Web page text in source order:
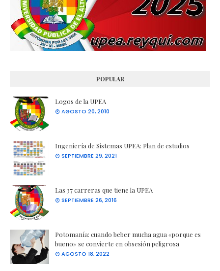
POPULAR
Logos de la UPEA
AGOSTO 20, 2010
Ingeniería de Sistemas UPEA: Plan de estudios
SEPTIEMBRE 29, 2021
Las 37 carreras que tiene la UPEA
SEPTIEMBRE 26, 2016
Potomanía: cuando beber mucha agua «porque es
bueno» se convierte en obsesión peligrosa
AGOSTO 18, 2022